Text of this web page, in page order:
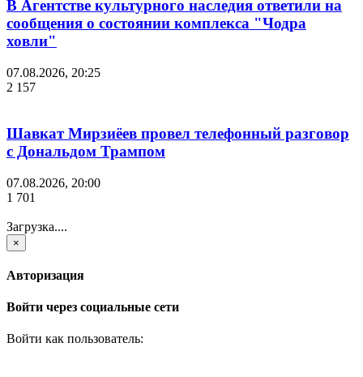
В Агентстве культурного наследия ответили на
сообщения о состоянии комплекса "Чодра
ховли"
07.08.2026, 20:25
2 157
Шавкат Мирзиёев провел телефонный разговор
с Дональдом Трампом
07.08.2026, 20:00
1 701
Загрузка....
×
Авторизация
Войти через социальные сети
Войти как пользователь: